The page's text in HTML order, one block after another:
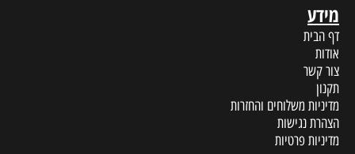
מידע
דף הבית
אודות
צור קשר
תקנון
מדיניות משלוחים והחזרות
הצהרת נגישות
מדיניות פרטיות